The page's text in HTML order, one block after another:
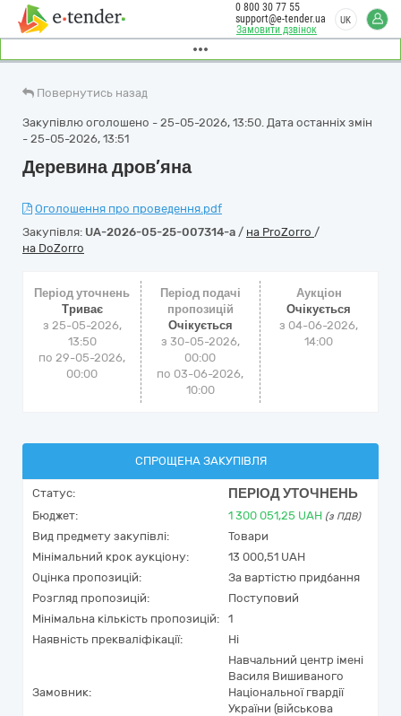
Замовити дзвінок
0 800 30 77 55
support@e-tender.ua
UK
Повернутись назад
Закупівлю оголошено - 25-05-2026, 13:50. Дата останніх змін
- 25-05-2026, 13:51
Деревина дров’яна
Оголошення про проведення.pdf
Закупівля: UA-2026-05-25-007314-a / на ProZorro /
на DoZorro
Період уточнень
Триває
з 25-05-2026,
13:50
по 29-05-2026,
00:00
Період подачі
пропозицій
Очікується
з 30-05-2026,
00:00
по 03-06-2026,
10:00
Аукціон
Очікується
з 04-06-2026,
14:00
СПРОЩЕНА ЗАКУПІВЛЯ
Статус: ПЕРІОД УТОЧНЕНЬ
Бюджет: 1 300 051,25 UAH (з ПДВ)
Вид предмету закупівлі:
Товари
Мінімальний крок аукціону:
13 000,51 UAH
Оцінка пропозицій:
За вартістю придбання
Розгляд пропозицій:
Поступовий
Мінімальна кількість пропозицій:
1
Наявність прекваліфікації:
Ні
Замовник:
Навчальний центр імені
Василя Вишиваного
Національної гвардії
України (військова